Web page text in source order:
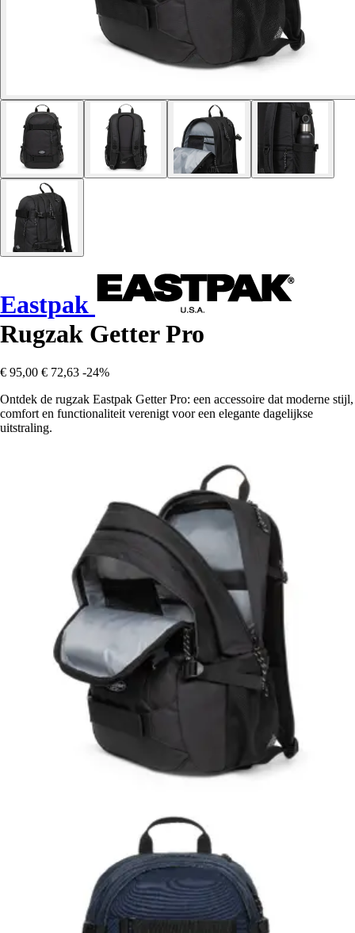
Eastpak
Rugzak Getter Pro
€ 95,00 € 72,63 -24%
Ontdek de rugzak Eastpak Getter Pro: een accessoire dat moderne stijl,
comfort en functionaliteit verenigt voor een elegante dagelijkse
uitstraling.